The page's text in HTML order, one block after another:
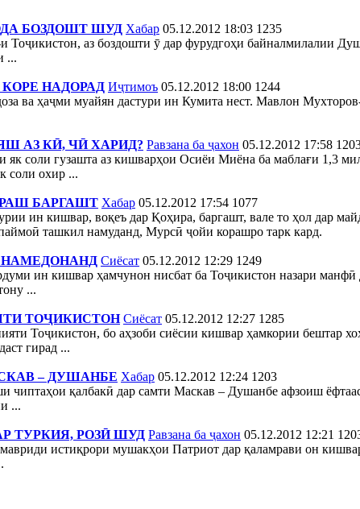
БОЗДОШТ ШУД Хабар 05.12.2012 18:03 1235
аз боздошти ӯ дар фурудгоҳи байналмилалии
...
НАДОРАД Иҷтимоъ 05.12.2012 18:00 1244
ва ҳаҷми муайян дастури ин Кумита нест. Мавлон
АЗ КӢ, ЧӢ ХАРИД? Равзана ба ҷахон 05.12.2012 17:58
соли гузашта аз кишварҳои Осиёи Миёна ба маблағи 1,3
соли охир ...
БАРГАШТ Хабар 05.12.2012 17:54 1077
ин кишвар, воқеъ дар Қоҳира, баргашт, вале то ҳол дар
ташкил намуданд, Мурсӣ ҷойи корашро тарк кард.
Сиёсат 05.12.2012 12:29 1249
ин кишвар ҳамчунон нисбат ба Тоҷикистон назари
...
ТОҶИКИСТОН Сиёсат 05.12.2012 12:27 1285
Тоҷикистон, бо аҳзоби сиёсии кишвар ҳамкории бештар
гирад ...
– ДУШАНБЕ Хабар 05.12.2012 12:24 1203
қалбакӣ дар самти Маскав – Душанбе афзоиш
...
ТУРКИЯ, РОЗӢ ШУД Равзана ба ҷахон 05.12.2012 12:21
истиқрори мушакҳои Патриот дар қаламрави он